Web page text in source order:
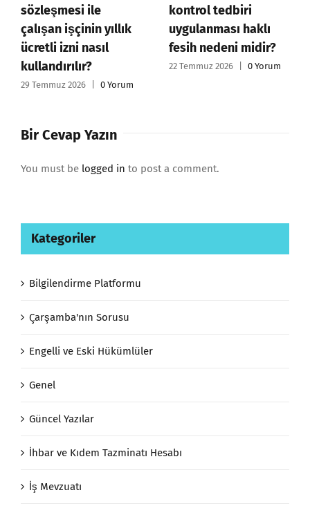
sözleşmesi ile
çalışan işçinin yıllık
ücretli izni nasıl
kullandırılır?
29 Temmuz 2026 0 Yorum
kontrol tedbiri
uygulanması haklı
fesih nedeni midir?
22 Temmuz 2026 0 Yorum
Bir Cevap Yazın
You must be logged in to post a comment.
Kategoriler
Bilgilendirme Platformu
Çarşamba'nın Sorusu
Engelli ve Eski Hükümlüler
Genel
Güncel Yazılar
İhbar ve Kıdem Tazminatı Hesabı
İş Mevzuatı